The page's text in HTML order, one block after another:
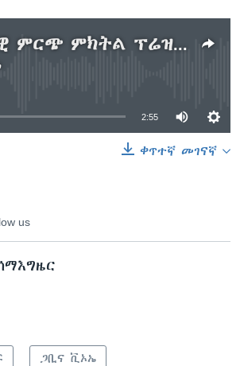
የፕሬዝደንታዊ ምርጭ ምክትል ፕሬዝደንታዊ እጩዎች ዛሬ ይከራከራሉ
source currently available
2:55
ቀጥተኛ መገናኛ
us
ጋቢና ቪኦኤ